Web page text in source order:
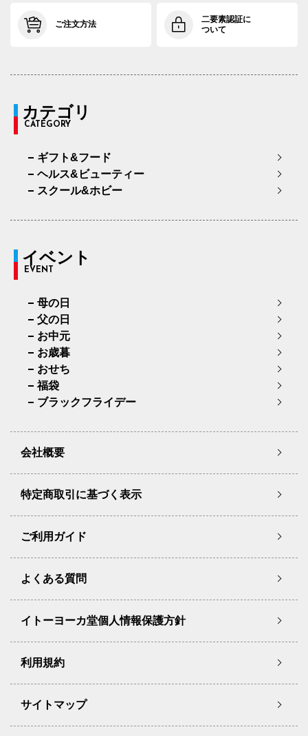
ご注文方法
二要素認証に
ついて
カテゴリ
CATEGORY
ギフト&フード
ヘルス&ビューティー
スクール&ホビー
イベント
EVENT
母の日
父の日
お中元
お歳暮
おせち
福袋
ブラックフライデー
会社概要
特定商取引に基づく表示
ご利用ガイド
よくある質問
イトーヨーカ堂個人情報保護方針
利用規約
サイトマップ